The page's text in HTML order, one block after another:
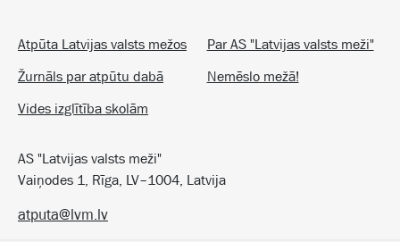
Atpūta Latvijas valsts mežos
Par AS "Latvijas valsts meži"
Žurnāls par atpūtu dabā
Nemēslo mežā!
Vides izglītība skolām
AS "Latvijas valsts meži"
Vaiņodes 1, Rīga, LV–1004, Latvija
atputa@lvm.lv